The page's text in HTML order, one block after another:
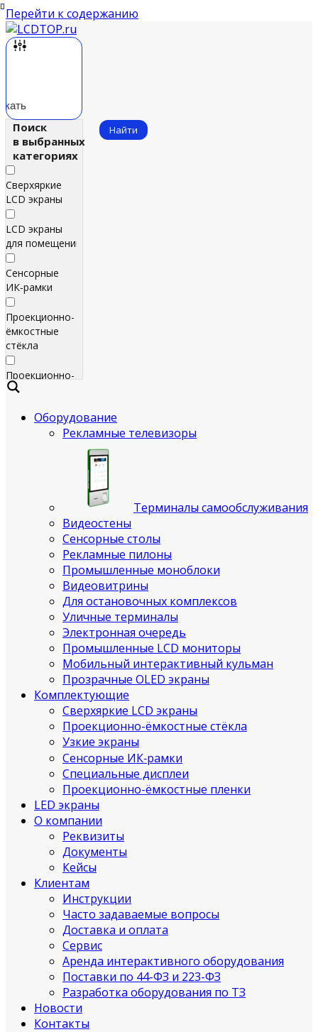
Перейти к содержанию
Поиск
в выбранных
категориях
Сверхяркие
LCD экраны
LCD экраны
для помещений
Сенсорные
ИК‑рамки
Проекционно-
ёмкостные
стёкла
Проекционно-
ёмкостные
Сенсорные
телевизоры
помещения
Всепогодные
рекламные
телевизоры
(уличные)
Найти
Оборудование
Рекламные телевизоры
Терминалы самообслуживания
Видеостены
Сенсорные столы
Рекламные пилоны
Промышленные моноблоки
Видеовитрины
Для остановочных комплексов
Уличные терминалы
Электронная очередь
Промышленные LCD мониторы
Мобильный интерактивный кульман
Прозрачные OLED экраны
Комплектующие
Сверхяркие LCD экраны
Проекционно-ёмкостные стёкла
Узкие экраны
Сенсорные ИК‑рамки
Специальные дисплеи
Проекционно-ёмкостные пленки
LED экраны
О компании
Реквизиты
Документы
Кейсы
Клиентам
Инструкции
Часто задаваемые вопросы
Доставка и оплата
Сервис
Аренда интерактивного оборудования
Поставки по 44-ФЗ и 223-ФЗ
Разработка оборудования по ТЗ
Новости
Контакты